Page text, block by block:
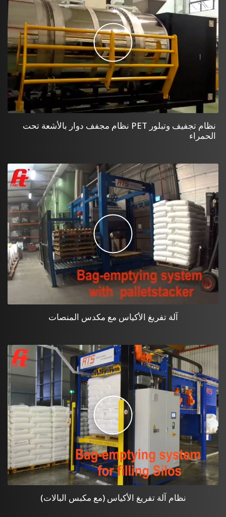
نظام تجفيف وتبلور PET نظام مجفف دوار بالأشعة تحت
الحمراء
آلة تفريغ الأكياس مع مكدس المنصات
نظام آلة تفريغ الأكياس (مع مكبس البالات)